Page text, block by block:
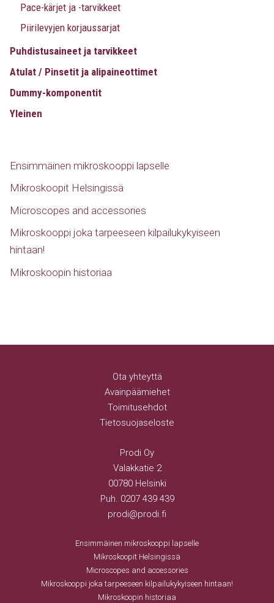
Pace-kärjet ja -tarvikkeet
Piirilevyjen korjaussarjat
Puhdistusaineet ja tarvikkeet
Atulat / Pinsetit ja alipaineottimet
Dummy-komponentit
Yleinen
Ensimmäinen mikroskooppi lapselle
Mikroskoopit Helsingissä
Microscopes and accessories
Mikroskooppi joka tarpeeseen kilpailukykyiseen
hintaan!
Mikroskoopin historiaa
Ota yhteyttä
Avainpäämiehet
Toimitusehdot
Tietosuojaseloste
Prodi Oy
Valakkatie 2
00780 Helsinki
Puh. 0207 439 439
prodi@prodi.fi
Ensimmäinen mikroskooppi lapselle
Mikroskoopit Helsingissä
Microscopes and accessories
Mikroskooppi joka tarpeeseen kilpailukykyiseen hintaan!
Mikroskoopin historiaa